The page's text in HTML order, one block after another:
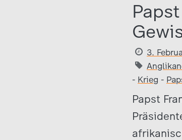
3.
- Krieg -
Papst